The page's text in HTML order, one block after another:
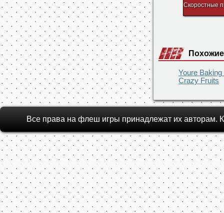
Youre
Все права на флеш игры принадлежат их